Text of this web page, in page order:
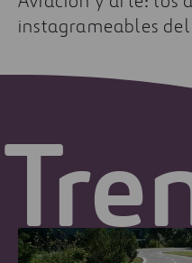
instagrameables